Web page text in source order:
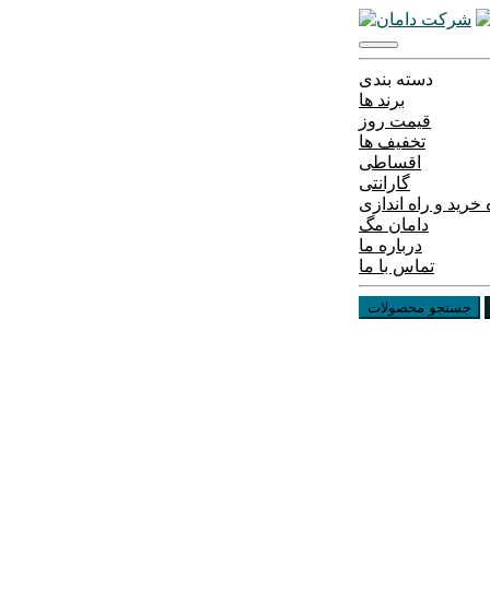
دسته بندی
برند ها
قیمت روز
تخفیف ها
اقساطی
گارانتی
و راه اندازی
دامان مگ
درباره ما
تماس با ما
جستجو محصولات